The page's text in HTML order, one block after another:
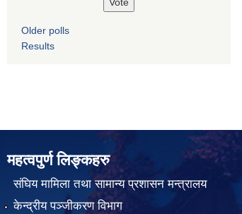
Older polls
Results
महत्वपुर्ण लिङ्कहरु
संघिय मामिला तथा सामान्य प्रशासन मन्त्रालय
केन्द्रीय पञ्जीकरण विभाग